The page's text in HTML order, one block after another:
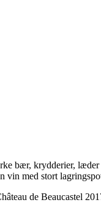
bær, krydderier,
vin med stort
de Beaucastel